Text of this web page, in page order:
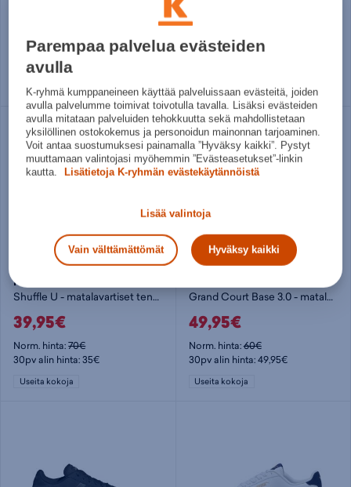
Norm. hinta:45€
30pv alin hinta: 29,95€
Useita kokoja
39,95€
Norm. hinta:70€
Useita kokoja
Puma
Shuffle U - matalavartiset tennarit
39,95€
Norm. hinta:70€
30pv alin hinta: 35€
Useita kokoja
Grand Court Base 3.0 - matalavartiset tennarit
49,95€
Norm. hinta:60€
30pv alin hinta: 49,95€
Useita kokoja
Parempaa palvelua evästeiden
avulla
K-ryhmä kumppaneineen käyttää palveluissaan evästeitä, joiden
avulla palvelumme toimivat toivotulla tavalla. Lisäksi evästeiden
avulla mitataan palveluiden tehokkuutta sekä mahdollistetaan
yksilöllinen ostokokemus ja personoidun mainonnan tarjoaminen.
Voit antaa suostumuksesi painamalla ”Hyväksy kaikki”. Pystyt
muuttamaan valintojasi myöhemmin ”Evästeasetukset”-linkin
kautta.
Lisätietoja K-ryhmän evästekäytännöistä
Lisää valintoja
Vain välttämättömät Hyväksy kaikki